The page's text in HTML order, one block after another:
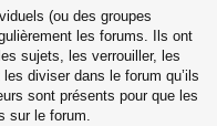
(ou des groupes
les forums. Ils ont
sujets, les verrouiller, les
diviser dans le forum qu’ils
sont présents pour que les
sur le forum.